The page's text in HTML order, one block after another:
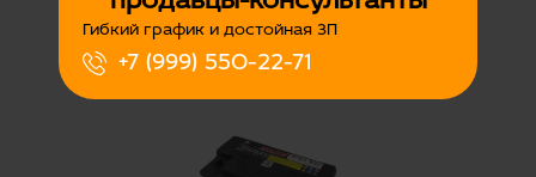
Гибкий график и достойная ЗП
+7 (999) 550-22-71
Наличие:Есть
Подробнее 28500